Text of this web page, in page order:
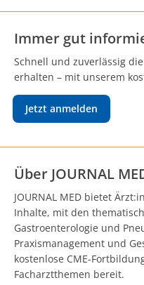
Immer gut
Schnell und zuverlässig
erhalten – mit unserem
Jetzt anmelden
Über JOURNAL
JOURNAL MED bietet
Inhalte, mit den
Gastroenterologie und
Praxismanagement und
kostenlose CME-
Facharztthemen bereit.